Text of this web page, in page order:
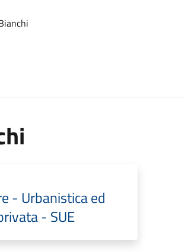
- Urbanistica ed
- SUE